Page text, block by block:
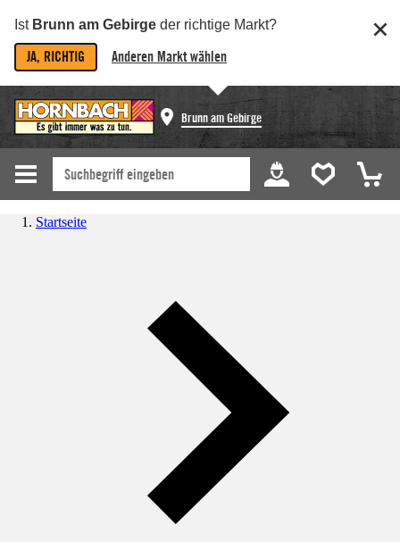
Ist Brunn am Gebirge der richtige Markt?
JA, RICHTIG Anderen Markt wählen
Brunn am Gebirge
Startseite